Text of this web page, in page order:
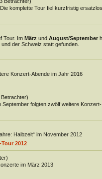
komplette Tour fiel kurzfristig ersatzlos
Tour. Im März und August/September
der Schweiz statt gefunden.
Konzert-Abende im Jahr 2016
Betrachter)
folgten zwölf weitere Konzert-
Halbzeit“ im November 2012
2012
im März 2013